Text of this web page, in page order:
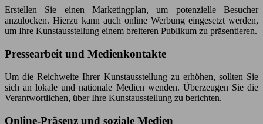
Erstellen Sie einen Marketingplan, um potenzielle Besucher
anzulocken. Hierzu kann auch online Werbung eingesetzt werden,
um Ihre Kunstausstellung einem breiteren Publikum zu präsentieren.
Pressearbeit und Medienkontakte
Um die Reichweite Ihrer Kunstausstellung zu erhöhen, sollten Sie
sich an lokale und nationale Medien wenden. Überzeugen Sie die
Verantwortlichen, über Ihre Kunstausstellung zu berichten.
Online-Präsenz und soziale Medien